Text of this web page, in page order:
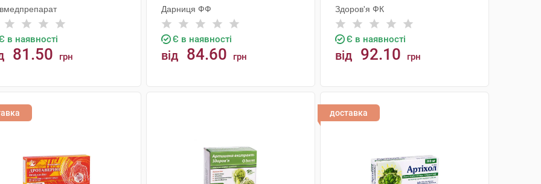
в наявності
81.50 грн
Дарниця ФФ
Є в наявності
від 84.60 грн
Здоров'я ФК
Є в наявності
від 92.10 грн
доставка